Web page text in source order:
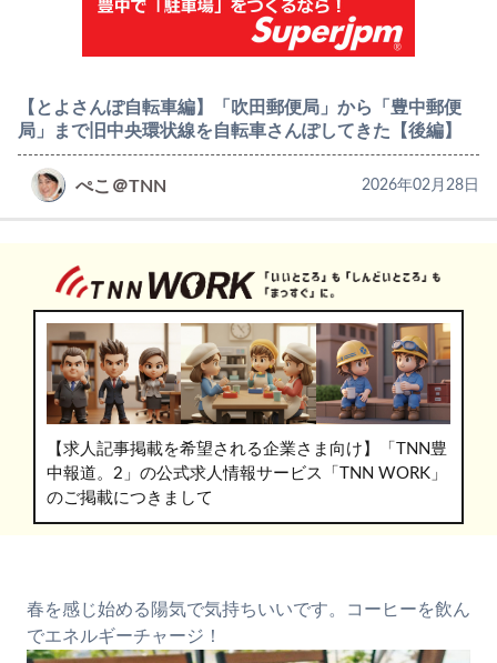
【とよさんぽ自転車編】「吹田郵便局」から「豊中郵便
局」まで旧中央環状線を自転車さんぽしてきた【後編】
ぺこ＠TNN 2026年02月28日
【求人記事掲載を希望される企業さま向け】「TNN豊
中報道。2」の公式求人情報サービス「TNN WORK」
のご掲載につきまして
春を感じ始める陽気で気持ちいいです。コーヒーを飲ん
でエネルギーチャージ！